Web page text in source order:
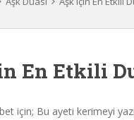
En Etkili
için; Bu ayeti kerimeyi